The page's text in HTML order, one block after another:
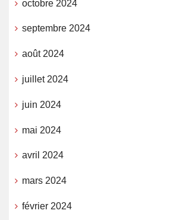
octobre 2024
septembre 2024
août 2024
juillet 2024
juin 2024
mai 2024
avril 2024
mars 2024
février 2024